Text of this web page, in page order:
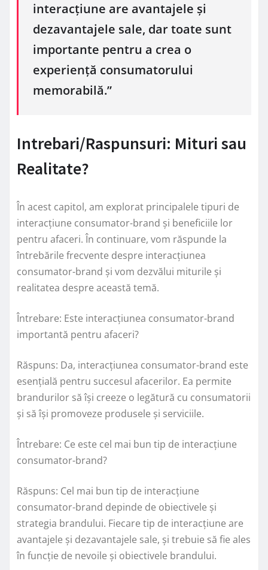
interacțiune are avantajele și
dezavantajele sale, dar toate sunt
importante pentru a crea o
experiență consumatorului
memorabilă.”
Intrebari/Raspunsuri: Mituri sau
Realitate?
În acest capitol, am explorat principalele tipuri de
interacțiune consumator-brand și beneficiile lor
pentru afaceri. În continuare, vom răspunde la
întrebările frecvente despre interacțiunea
consumator-brand și vom dezvălui miturile și
realitatea despre această temă.
Întrebare: Este interacțiunea consumator-brand
importantă pentru afaceri?
Răspuns: Da, interacțiunea consumator-brand este
esențială pentru succesul afacerilor. Ea permite
brandurilor să își creeze o legătură cu consumatorii
și să își promoveze produsele și serviciile.
Întrebare: Ce este cel mai bun tip de interacțiune
consumator-brand?
Răspuns: Cel mai bun tip de interacțiune
consumator-brand depinde de obiectivele și
strategia brandului. Fiecare tip de interacțiune are
avantajele și dezavantajele sale, și trebuie să fie ales
în funcție de nevoile și obiectivele brandului.